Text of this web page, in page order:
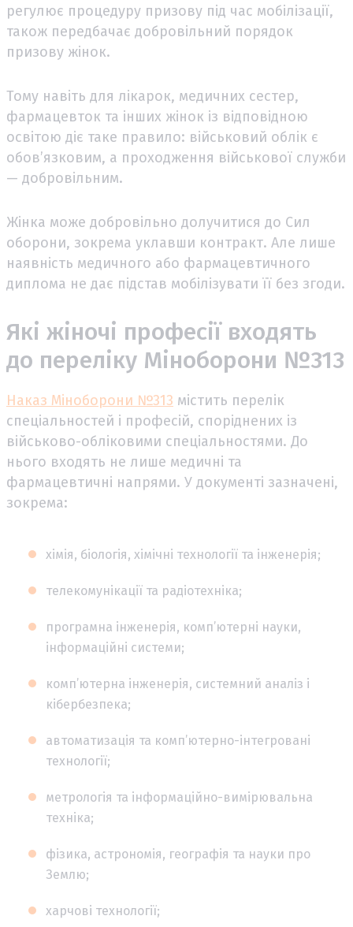
регулює процедуру призову під час мобілізації,
також передбачає добровільний порядок
призову жінок.
Тому навіть для лікарок, медичних сестер,
фармацевток та інших жінок із відповідною
освітою діє таке правило: військовий облік є
обов’язковим, а проходження військової служби
— добровільним.
Жінка може добровільно долучитися до Сил
оборони, зокрема уклавши контракт. Але лише
наявність медичного або фармацевтичного
диплома не дає підстав мобілізувати її без згоди.
Які жіночі професії входять
до переліку Міноборони №313
Наказ Міноборони №313 містить перелік
спеціальностей і професій, споріднених із
військово-обліковими спеціальностями. До
нього входять не лише медичні та
фармацевтичні напрями. У документі зазначені,
зокрема:
хімія, біологія, хімічні технології та інженерія;
телекомунікації та радіотехніка;
програмна інженерія, комп’ютерні науки,
інформаційні системи;
комп’ютерна інженерія, системний аналіз і
кібербезпека;
автоматизація та комп’ютерно-інтегровані
технології;
метрологія та інформаційно-вимірювальна
техніка;
фізика, астрономія, географія та науки про
Землю;
харчові технології;